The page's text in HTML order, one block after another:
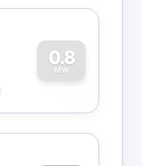
0.8
MW
0